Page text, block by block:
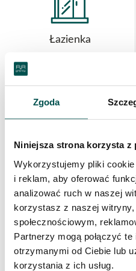
Zgoda
Niniejsza strona korzysta z
Wykorzystujemy pliki
i reklam, aby oferować
analizować ruch w naszej
korzystasz z naszej
społecznościowym,
Partnerzy mogą połączyć
otrzymanymi od Ciebie lub
korzystania z ich usług.
Łazienka
Na zewnątrz
DOBIERZ
WEDŁUG